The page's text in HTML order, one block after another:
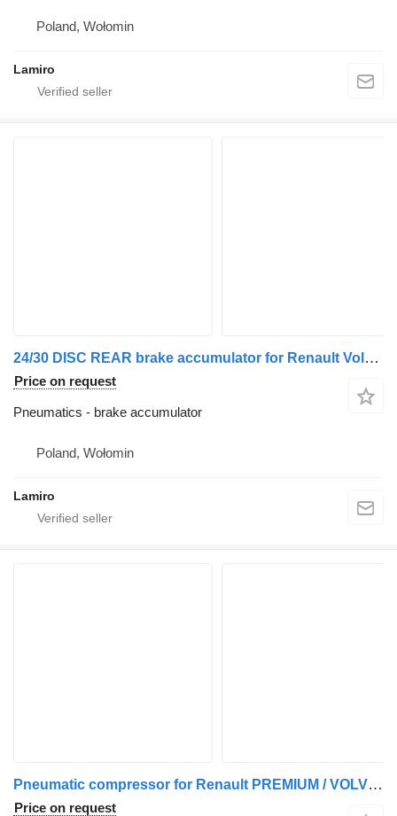
Poland, Wołomin
Lamiro
24/30 DISC REAR brake accumulator for Renault Volvo truck
Price on request
Pneumatics - brake accumulator
Poland, Wołomin
Lamiro
Pneumatic compressor for Renault PREMIUM / VOLVO FH4 / RENAULT GAMA T truck tractor
Price on request